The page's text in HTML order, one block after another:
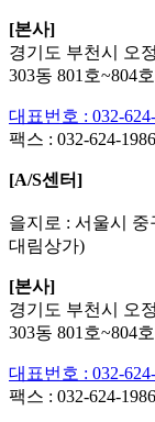
[본사]
경기도 부천시 오
303동 801호~804
대표번호 : 032-
팩스 : 032-624-1986
[A/S센터]
을지로 : 서울시 중
대림상가)
[본사]
경기도 부천시 오
303동 801호~804
대표번호 : 032-
팩스 : 032-624-1986